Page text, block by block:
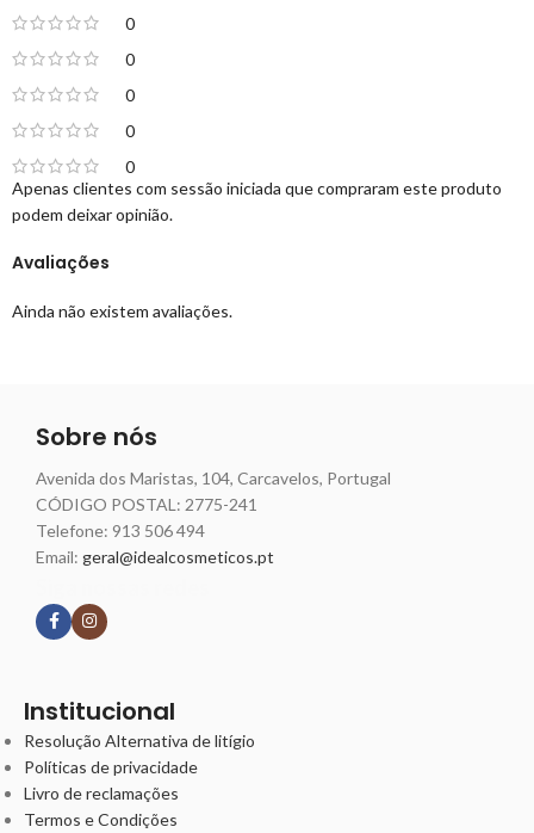
0
0
0
0
0
Avaliações
Ainda não existem avaliações.
Apenas clientes com sessão iniciada que compraram este produto
podem deixar opinião.
Sobre nós
Avenida dos Maristas, 104, Carcavelos, Portugal
CÓDIGO POSTAL: 2775-241
Telefone: 913 506 494
Email: geral@idealcosmeticos.pt
Institucional
Resolução Alternativa de litígio
Políticas de privacidade
Livro de reclamações
Termos e Condições